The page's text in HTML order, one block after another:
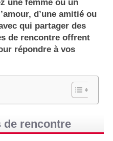
une femme ou un
d’une amitié ou
qui partager des
de rencontre offrent
répondre à vos
de rencontre